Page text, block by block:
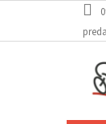
obsah